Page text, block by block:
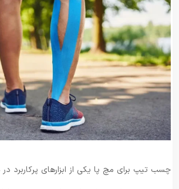
چسب تیپ برای مچ پا یکی از ابزارهای پرکاربرد